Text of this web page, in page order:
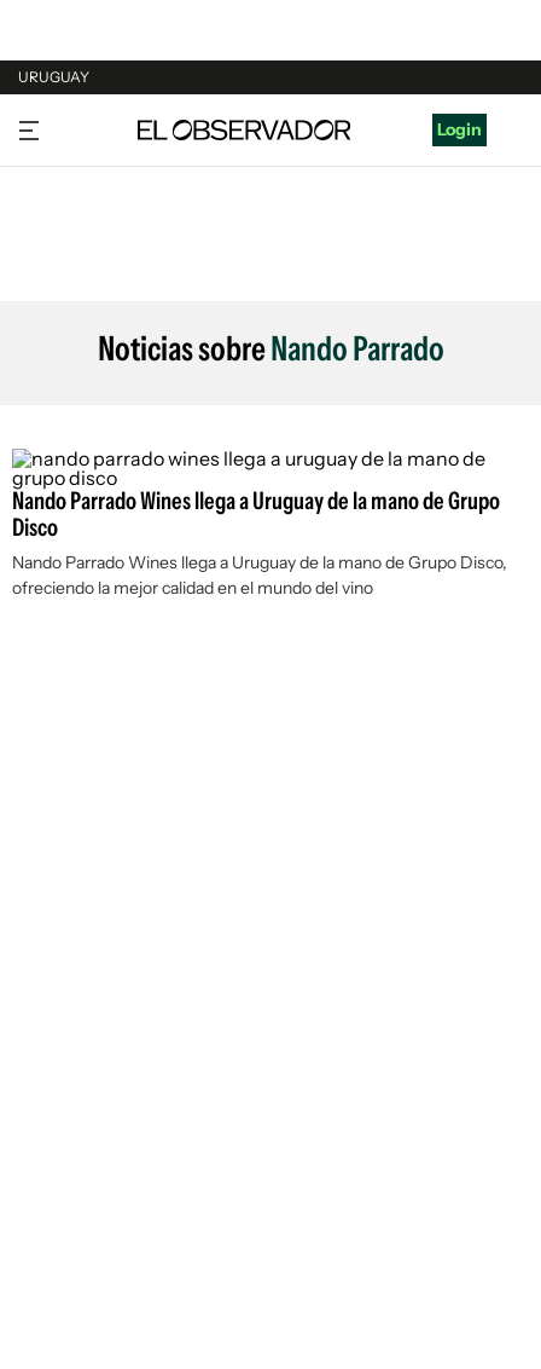
URUGUAY
URUGUAY
ARGENTINA
Login
Noticias sobreNando Parrado
Nando Parrado Wines llega a Uruguay de la mano de Grupo
Disco
Nando Parrado Wines llega a Uruguay de la mano de Grupo Disco,
ofreciendo la mejor calidad en el mundo del vino